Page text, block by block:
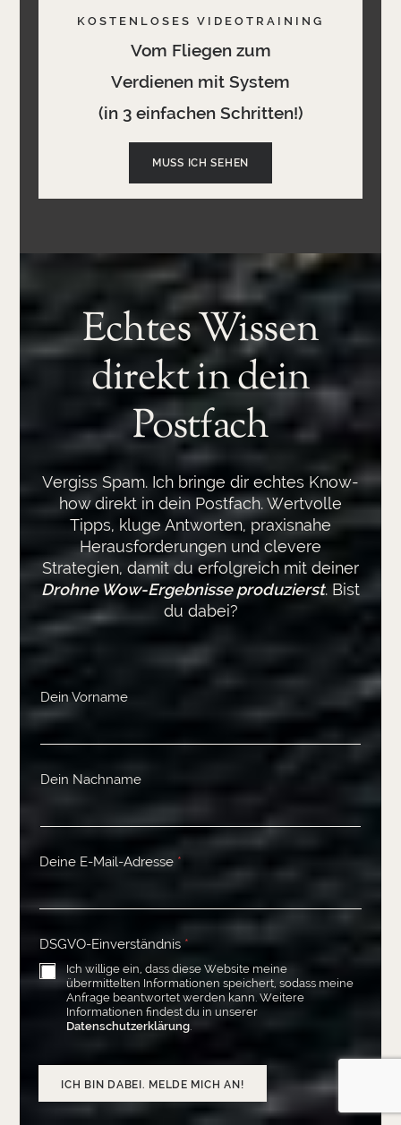
KOSTENLOSES VIDEOTRAINING
Vom Fliegen zum
Verdienen mit System
(in 3 einfachen Schritten!)
MUSS ICH SEHEN
Echtes Wissen
direkt in dein
Postfach
Vergiss Spam. Ich bringe dir echtes Know-
how direkt in dein Postfach. Wertvolle
Tipps, kluge Antworten, praxisnahe
Herausforderungen und clevere
Strategien, damit du erfolgreich mit deiner
Drohne Wow-Ergebnisse produzierst. Bist
du dabei?
Dein Vorname
Dein Nachname
Deine E-Mail-Adresse *
DSGVO-Einverständnis *
Ich willige ein, dass diese Website meine
übermittelten Informationen speichert, sodass meine
Anfrage beantwortet werden kann. Weitere
Informationen findest du in unserer
Datenschutzerklärung.
ICH BIN DABEI. MELDE MICH AN!